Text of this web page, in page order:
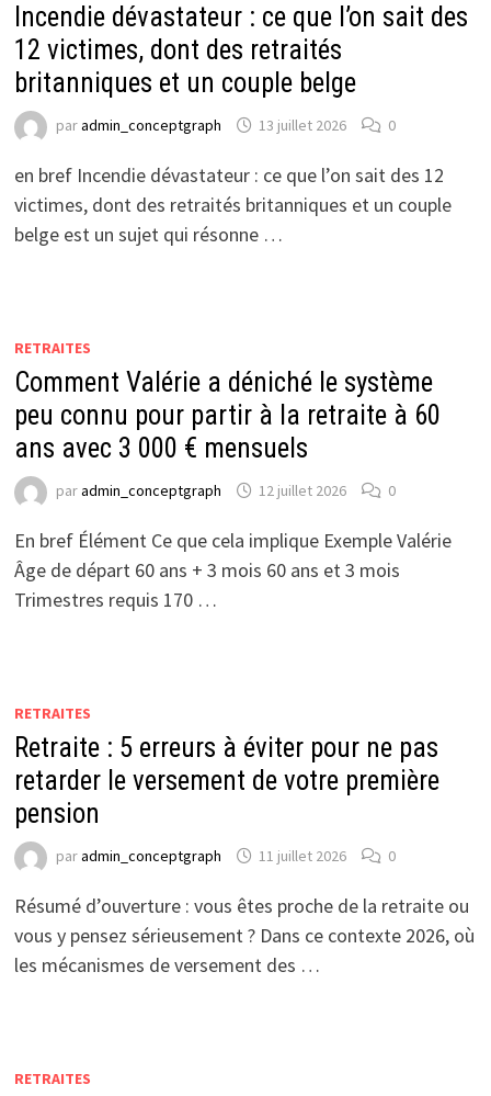
Incendie dévastateur : ce que l’on sait des
12 victimes, dont des retraités
britanniques et un couple belge
paradmin_conceptgraph 13 juillet 2026 0
en bref Incendie dévastateur : ce que l’on sait des 12
victimes, dont des retraités britanniques et un couple
belge est un sujet qui résonne …
RETRAITES
Comment Valérie a déniché le système
peu connu pour partir à la retraite à 60
ans avec 3 000 € mensuels
paradmin_conceptgraph 12 juillet 2026 0
En bref Élément Ce que cela implique Exemple Valérie
Âge de départ 60 ans + 3 mois 60 ans et 3 mois
Trimestres requis 170 …
RETRAITES
Retraite : 5 erreurs à éviter pour ne pas
retarder le versement de votre première
pension
paradmin_conceptgraph 11 juillet 2026 0
Résumé d’ouverture : vous êtes proche de la retraite ou
vous y pensez sérieusement ? Dans ce contexte 2026, où
les mécanismes de versement des …
RETRAITES